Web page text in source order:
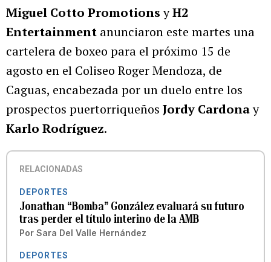
Miguel Cotto PromotionsyH2
Entertainment anunciaron este martes una
cartelera de boxeo para el próximo 15 de
agosto en el Coliseo Roger Mendoza, de
Caguas, encabezada por un duelo entre los
prospectos puertorriqueños Jordy Cardonay
Karlo Rodríguez.
RELACIONADAS
DEPORTES
Jonathan “Bomba” González evaluará su futuro
tras perder el título interino de la AMB
Por Sara Del Valle Hernández
DEPORTES